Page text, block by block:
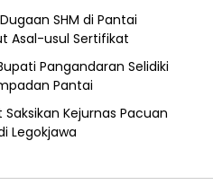
SHM di Pantai
Asal-usul Sertifikat
Pangandaran Selidiki
Pantai
Kejurnas Pacuan
Legokjawa